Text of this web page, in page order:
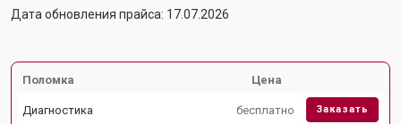
Дата обновления прайса: 17.07.2026
Поломка Цена
Диагностика бесплатно Заказать